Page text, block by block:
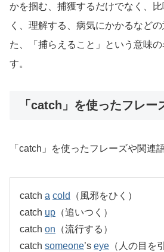
かを掴む、捕獲するだけでなく、比
く、理解する、病気にかかるなど
た、「捕らえること」という意味
す。
「catch」を使ったフレー
「catch」を使ったフレーズや関連
catch a cold
（風邪をひく）
catch up （追いつく）
catch on （流行する）
catch someone’s eye （人の目を